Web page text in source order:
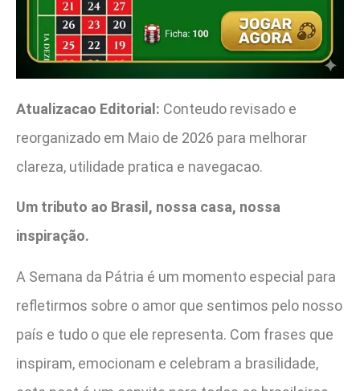
Atualizacao Editorial: Conteudo revisado e
reorganizado em Maio de 2026 para melhorar
clareza, utilidade pratica e navegacao.
Um tributo ao Brasil, nossa casa, nossa
inspiração.
A Semana da Pátria é um momento especial para
refletirmos sobre o amor que sentimos pelo nosso
país e tudo o que ele representa. Com frases que
inspiram, emocionam e celebram a brasilidade,